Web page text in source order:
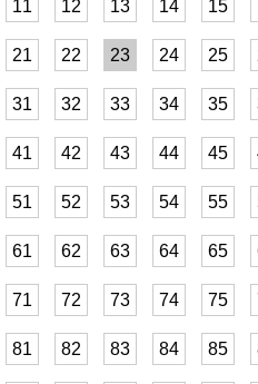
11 12 13 14 15
21 22 23 24 25
31 32 33 34 35
41 42 43 44 45
51 52 53 54 55
61 62 63 64 65
71 72 73 74 75
81 82 83 84 85